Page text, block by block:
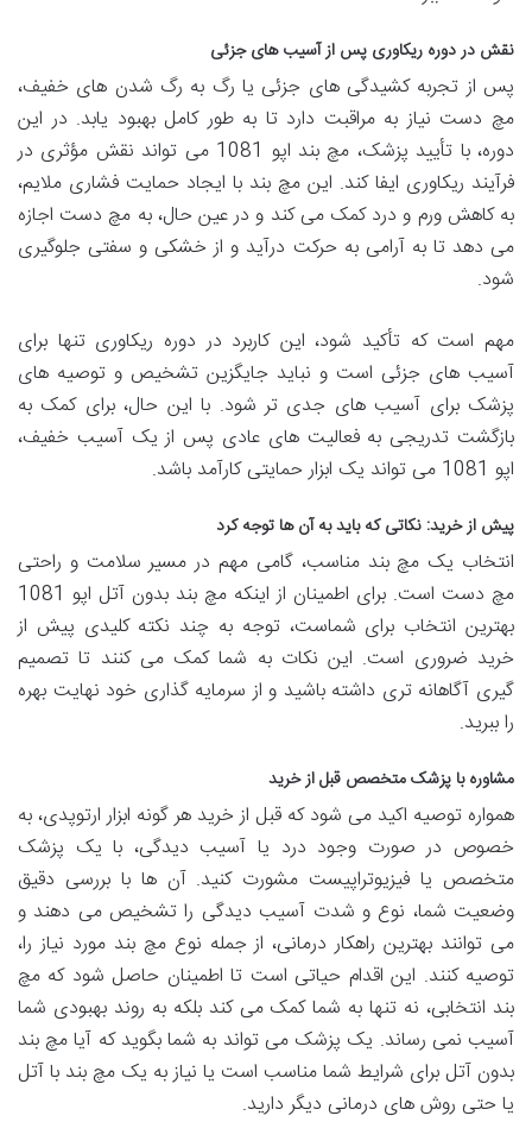
نقش در دوره ریکاوری پس از آسیب های جزئی
پس از تجربه کشیدگی های جزئی یا رگ به رگ شدن های خفیف،
مچ دست نیاز به مراقبت دارد تا به طور کامل بهبود یابد. در این
دوره، با تأیید پزشک، مچ بند اپو 1081 می تواند نقش مؤثری در
فرآیند ریکاوری ایفا کند. این مچ بند با ایجاد حمایت فشاری ملایم،
به کاهش ورم و درد کمک می کند و در عین حال، به مچ دست اجازه
می دهد تا به آرامی به حرکت درآید و از خشکی و سفتی جلوگیری
شود.
مهم است که تأکید شود، این کاربرد در دوره ریکاوری تنها برای
آسیب های جزئی است و نباید جایگزین تشخیص و توصیه های
پزشک برای آسیب های جدی تر شود. با این حال، برای کمک به
بازگشت تدریجی به فعالیت های عادی پس از یک آسیب خفیف،
اپو 1081 می تواند یک ابزار حمایتی کارآمد باشد.
پیش از خرید: نکاتی که باید به آن ها توجه کرد
انتخاب یک مچ بند مناسب، گامی مهم در مسیر سلامت و راحتی
مچ دست است. برای اطمینان از اینکه مچ بند بدون آتل اپو 1081
بهترین انتخاب برای شماست، توجه به چند نکته کلیدی پیش از
خرید ضروری است. این نکات به شما کمک می کنند تا تصمیم
گیری آگاهانه تری داشته باشید و از سرمایه گذاری خود نهایت بهره
را ببرید.
مشاوره با پزشک متخصص قبل از خرید
همواره توصیه اکید می شود که قبل از خرید هر گونه ابزار ارتوپدی، به
خصوص در صورت وجود درد یا آسیب دیدگی، با یک پزشک
متخصص یا فیزیوتراپیست مشورت کنید. آن ها با بررسی دقیق
وضعیت شما، نوع و شدت آسیب دیدگی را تشخیص می دهند و
می توانند بهترین راهکار درمانی، از جمله نوع مچ بند مورد نیاز را،
توصیه کنند. این اقدام حیاتی است تا اطمینان حاصل شود که مچ
بند انتخابی، نه تنها به شما کمک می کند بلکه به روند بهبودی شما
آسیب نمی رساند. یک پزشک می تواند به شما بگوید که آیا مچ بند
بدون آتل برای شرایط شما مناسب است یا نیاز به یک مچ بند با آتل
یا حتی روش های درمانی دیگر دارید.